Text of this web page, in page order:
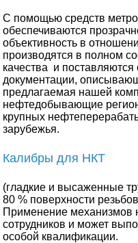
С помощью средств
обеспечиваются
объективность в
производятся в полном
качества и
документации,
предлагаемая нашей
нефтедобывающие
крупных
зарубежья.
Калибры для НКТ
(гладкие и высаженные
80 % поверхности
Применение механизмов
сотрудников и может
особой квалификации.